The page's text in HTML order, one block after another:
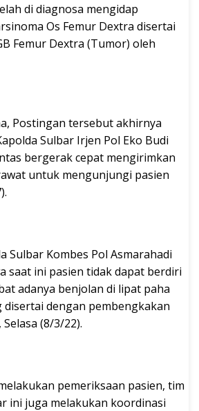
di diagnosa mengidap
Os Femur Dextra disertai
Femur Dextra (Tumor) oleh
Postingan tersebut akhirnya
Sulbar Irjen Pol Eko Budi
bergerak cepat mengirimkan
untuk mengunjungi pasien
Sulbar Kombes Pol Asmarahadi
saat ini pasien tidak dapat berdiri
adanya benjolan di lipat paha
disertai dengan pembengkakan
(8/3/22).
pemeriksaan pasien, tim
ini juga melakukan koordinasi